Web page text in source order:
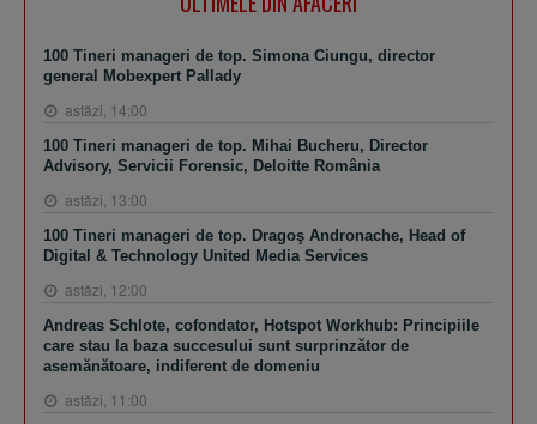
100 Tineri manageri de top. Simona Ciungu, director
general Mobexpert Pallady
astăzi, 14:00
100 Tineri manageri de top. Mihai Bucheru, Director
Advisory, Servicii Forensic, Deloitte România
astăzi, 13:00
100 Tineri manageri de top. Dragoş Andronache, Head of
Digital & Technology United Media Services
astăzi, 12:00
Andreas Schlote, cofondator, Hotspot Workhub: Principiile
care stau la baza succesului sunt surprinzător de
asemănătoare, indiferent de domeniu
astăzi, 11:00